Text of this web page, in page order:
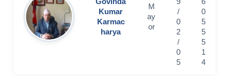
Govinda
Kumar
Karmac
harya
M
ay
or
9
/
0
2
/
0
5
6
0
5
5
5
1
4